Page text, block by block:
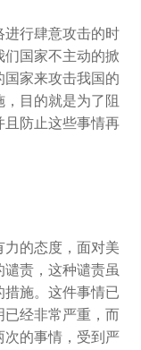
进行肆意攻击的时
国家不主动的掀
国家来攻击我国的
目的就是为了阻
且防止这些事情再
力的态度，面对美
责，这种谴责虽
施。这件事情已
经非常严重，而
次的事情，受到严